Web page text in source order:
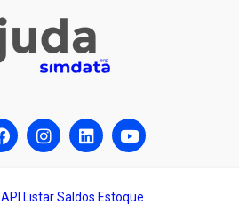
API Listar Saldos Estoque